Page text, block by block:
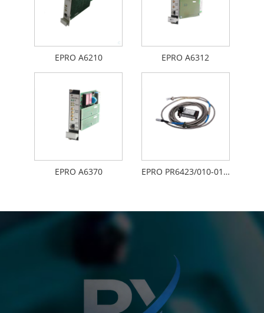
EPRO A6210 EPRO A6312
EPRO A6370 EPRO PR6423/010-010 CON021